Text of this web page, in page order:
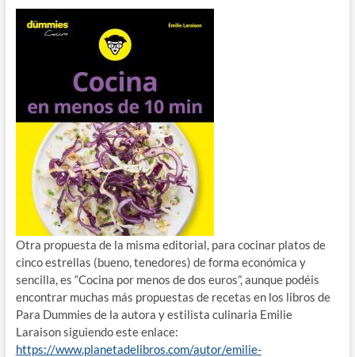
Otra propuesta de la misma editorial, para cocinar platos de
cinco estrellas (bueno, tenedores) de forma económica y
sencilla, es “Cocina por menos de dos euros”, aunque podéis
encontrar muchas más propuestas de recetas en los libros de
Para Dummies de la autora y estilista culinaria Emilie
Laraison siguiendo este enlace:
https://www.planetadelibros.com/autor/emilie-